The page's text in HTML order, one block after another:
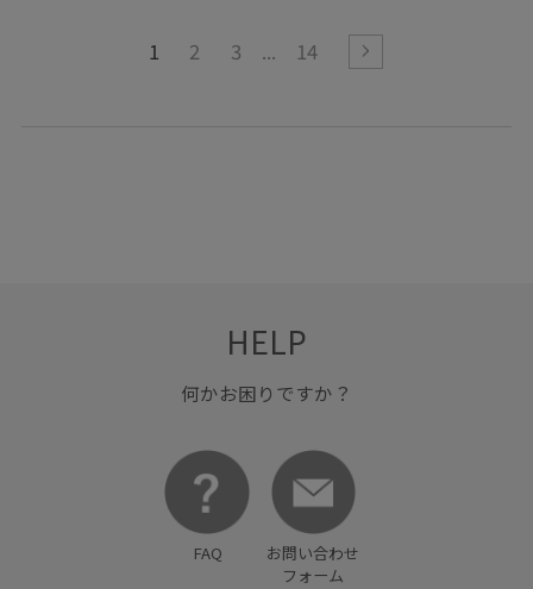
1 2 3 14
HELP
何かお困りですか？
FAQ
お問い合わせ
フォーム